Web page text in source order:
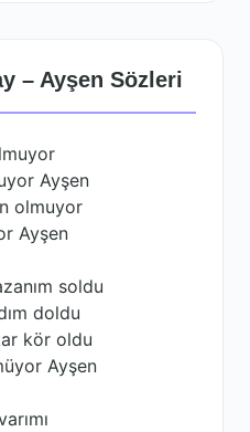
– Ayşen Sözleri
Ayşen
olmuyor
Ayşen
soldu
doldu
kör oldu
Ayşen